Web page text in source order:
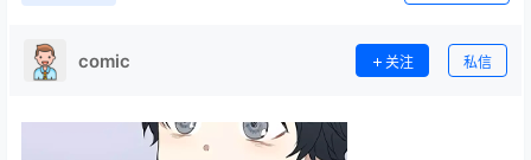
comic 关注 私信